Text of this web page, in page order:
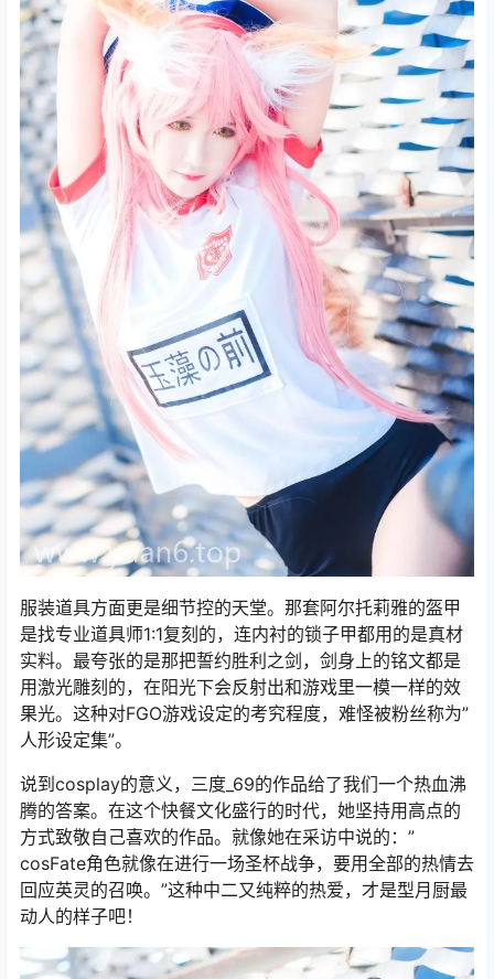
服装道具方面更是细节控的天堂。那套阿尔托莉雅的盔甲
是找专业道具师1:1复刻的，连内衬的锁子甲都用的是真材
实料。最夸张的是那把誓约胜利之剑，剑身上的铭文都是
用激光雕刻的，在阳光下会反射出和游戏里一模一样的效
果光。这种对FGO游戏设定的考究程度，难怪被粉丝称为”
人形设定集”。
说到cosplay的意义，三度_69的作品给了我们一个热血沸
腾的答案。在这个快餐文化盛行的时代，她坚持用高点的
方式致敬自己喜欢的作品。就像她在采访中说的：”
cosFate角色就像在进行一场圣杯战争，要用全部的热情去
回应英灵的召唤。”这种中二又纯粹的热爱，才是型月厨最
动人的样子吧！